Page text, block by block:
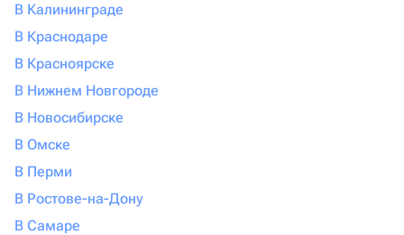
В Калининграде
В Краснодаре
В Красноярске
В Нижнем Новгороде
В Новосибирске
В Омске
В Перми
В Ростове-на-Дону
В Самаре